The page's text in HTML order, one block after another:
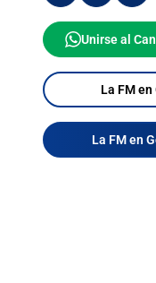
Unirse al
La FM
La FM en